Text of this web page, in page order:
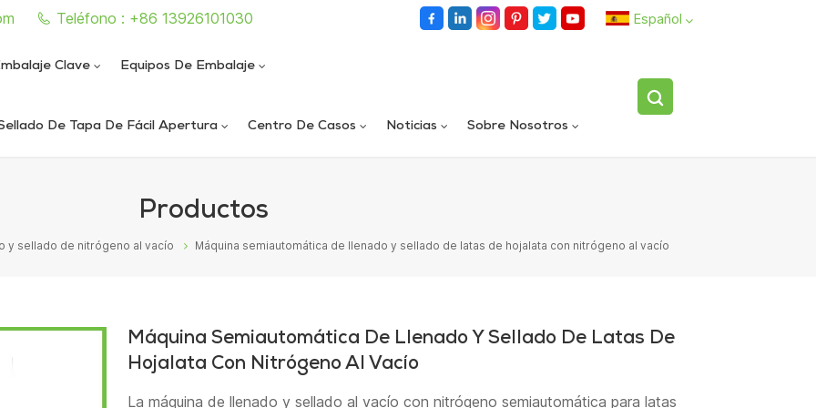
Teléfono : +86 13926101030 Español
Clave Equipos De Embalaje
De Tapa De Fácil Apertura Centro De Casos Noticias Sobre Nosotros
Productos
y sellado de nitrógeno al vacío Máquina semiautomática de llenado y sellado de latas de hojalata con nitrógeno al vacío
Máquina Semiautomática De Llenado Y Sellado De Latas De
Hojalata Con Nitrógeno Al Vacío
La máquina de llenado y sellado al vacío con nitrógeno semiautomática para latas